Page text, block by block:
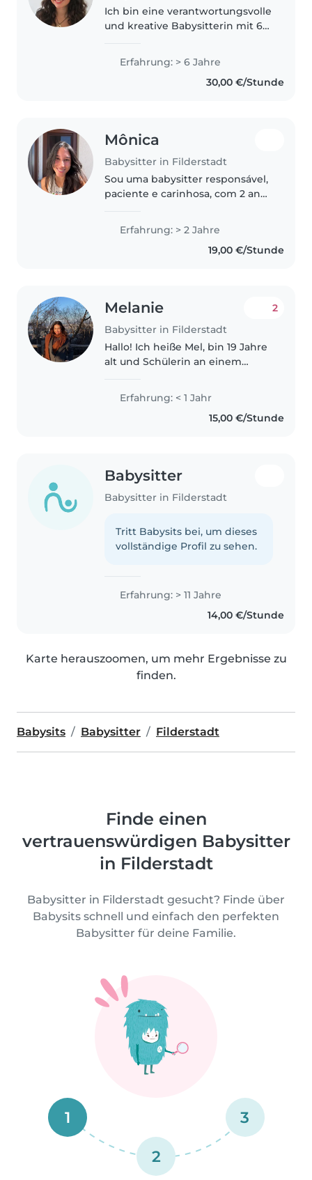
Ich bin eine verantwortungsvolle
und kreative Babysitterin mit 6
Betreuung von Kindern aller
Altersgruppen. Ich spreche
Deutsch, Englisch und Spanisch
Erfahrung: > 6 Jahre
30,00 €/Stunde
Mônica
Babysitter in Filderstadt
Sou uma babysitter responsável,
paciente e carinhosa, com 2 anos
bebés, crianças em idade pré-
escolar e crianças mais velhas.
Tenho uma graduação em
Erfahrung: > 2 Jahre
19,00 €/Stunde
Melanie
Babysitter in Filderstadt
2
Hallo! Ich heiße Mel, bin 19 Jahre
alt und Schülerin an einem
dem Schwerpunkt Pädagogik
und Psychologie. Ich liebe es,
Kinder zu begleiten, beim
Erfahrung: < 1 Jahr
15,00 €/Stunde
Babysitter
Babysitter in Filderstadt
Tritt Babysits bei, um dieses
vollständige Profil zu sehen.
Erfahrung: > 11 Jahre
14,00 €/Stunde
Karte herauszoomen, um mehr Ergebnisse zu
finden.
Babysits Babysitter Filderstadt
Finde einen
vertrauenswürdigen Babysitter
in Filderstadt
Babysitter in Filderstadt gesucht? Finde über
Babysits schnell und einfach den perfekten
Babysitter für deine Familie.
1
2
3